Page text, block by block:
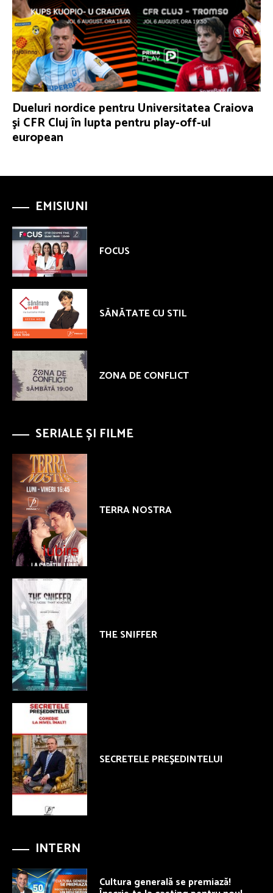
Dueluri nordice pentru Universitatea Craiova
şi CFR Cluj în lupta pentru play-off-ul
european
EMISIUNI
FOCUS
SĂNĂTATE CU STIL
ZONA DE CONFLICT
SERIALE ȘI FILME
TERRA NOSTRA
THE SNIFFER
SECRETELE PREŞEDINTELUI
INTERN
Cultura generală se premiază!